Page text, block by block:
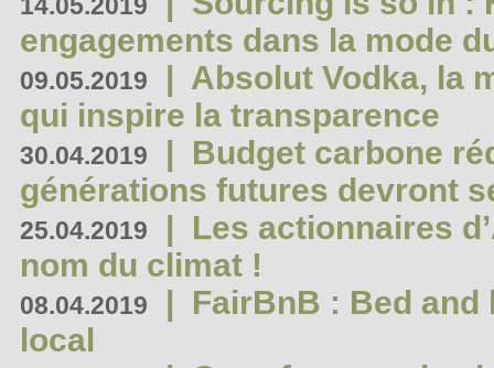
engagements dans la mode
09.05.2019 | Absolut Vodka, la
qui inspire la transparence
30.04.2019 | Budget carbone
générations futures devront
25.04.2019 | Les actionnaires
nom du climat !
08.04.2019 | FairBnB : Bed
local